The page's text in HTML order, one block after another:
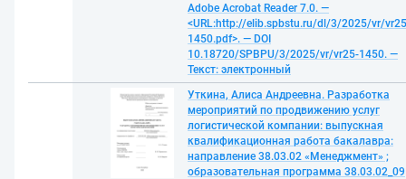
Adobe Acrobat Reader 7.0. —
<URL:http://elib.spbstu.ru/dl/3/2025/vr/
1450.pdf>. — DOI
10.18720/SPBPU/3/2025/vr/vr25-1450. —
Текст: электронный
Уткина, Алиса Андреевна. Разработка
мероприятий по продвижению услуг
логистической компании: выпускная
квалификационная работа бакалавра:
направление 38.03.02 «Менеджмент» ;
образовательная программа 38.03.02_09